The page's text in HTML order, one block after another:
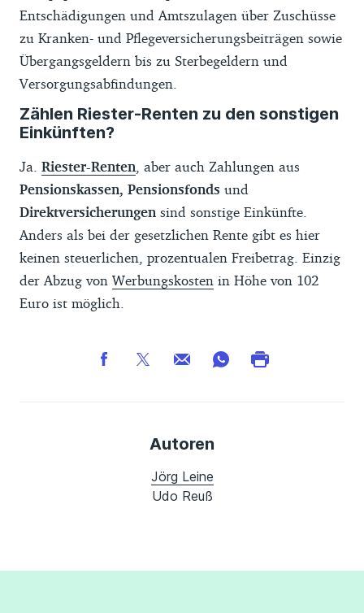
Entschädigungen und Amtszulagen über Zuschüsse
zu Kranken- und Pflegeversicherungsbeiträgen sowie
Übergangsgeldern bis zu Sterbegeldern und
Versorgungsabfindungen.
Zählen Riester-Renten zu den sonstigen
Einkünften?
Ja. Riester-Renten , aber auch Zahlungen aus
Pensionskassen, Pensionsfonds und
Direktversicherungen sind sonstige Einkünfte.
Anders als bei der gesetzlichen Rente gibt es hier
keinen steuerlichen, prozentualen Freibetrag. Einzig
der Abzug von Werbungskosten in Höhe von 102
Euro ist möglich.
Autoren
Jörg Leine
Udo Reuß